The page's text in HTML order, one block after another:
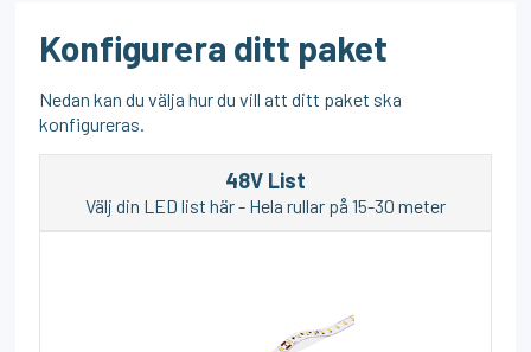
Konfigurera ditt paket
Nedan kan du välja hur du vill att ditt paket ska
konfigureras.
48V List
Välj din LED list här - Hela rullar på 15-30 meter